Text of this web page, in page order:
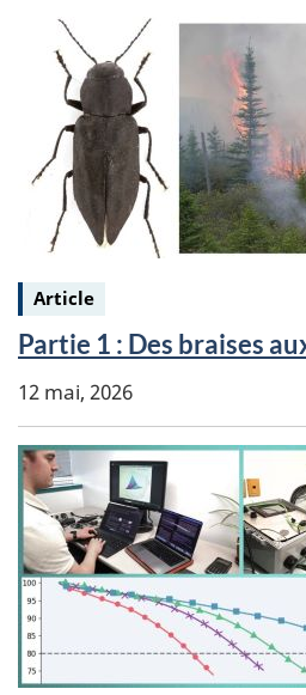
Keywords:
Article
Partie 1 : Des braises
12 mai, 2026